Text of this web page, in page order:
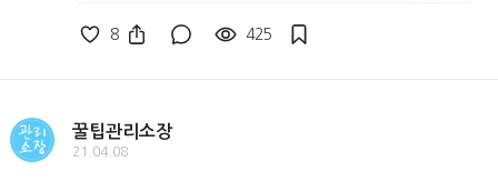
8 425
꿀팁관리소장
21.04.08